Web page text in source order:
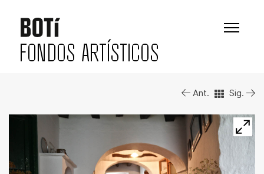
FONDOS ARTÍSTICOS
Ant. Sig.